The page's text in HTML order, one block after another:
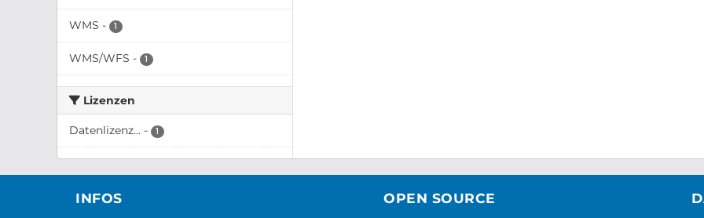
WMS - 1
WMS/WFS - 1
Lizenzen
Datenlizenz... - 1
INFOS OPEN SOURCE